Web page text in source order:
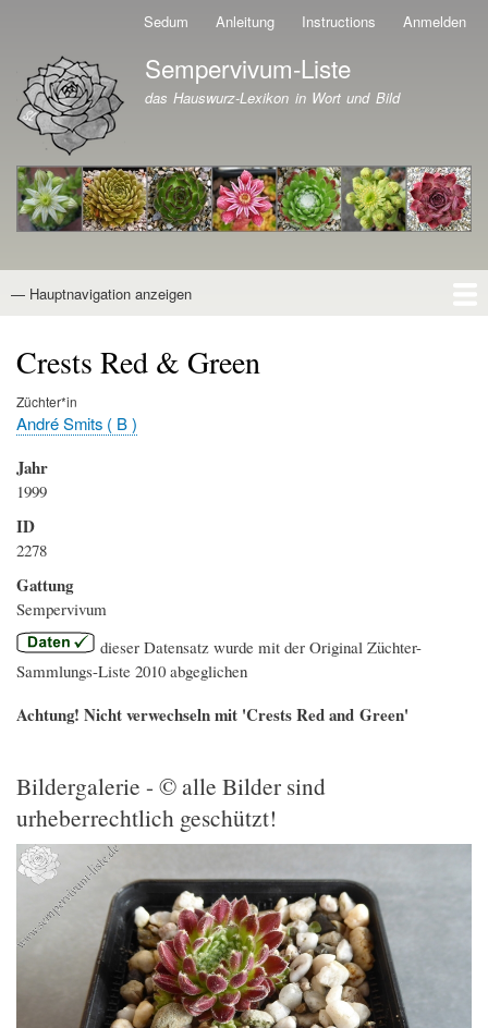
Direkt
zum
Inhalt
Sedum Anleitung Instructions Anmelden
Branding der Website
Sempervivum-Liste
das Hauswurz-Lexikon in Wort und Bild
Hauptnavigation
— Hauptnavigation anzeigen
Crests Red & Green
Züchter*in
André Smits ( B )
Jahr
1999
ID
2278
Gattung
Sempervivum
dieser Datensatz wurde mit der Original Züchter-
Sammlungs-Liste 2010 abgeglichen
Achtung! Nicht verwechseln mit 'Crests Red and Green'
Bildergalerie - © alle Bilder sind
urheberrechtlich geschützt!